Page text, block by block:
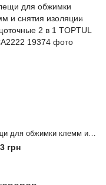
Клещи для обжимки клемм и снятия изоляции трещоточные 2 в 1 TOPTUL DKCA2222
грн